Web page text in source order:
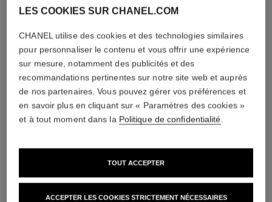
Ombre à Paupières Longue
Tenue Multi-usage
universelle
Crème Ultime : Régénère et
LES COOKIES SUR CHANEL.COM
CHANEL utilise des cookies et des technologies similaires
pour personnaliser le contenu et vous offrir une expérience
sur mesure, notamment des publicités et des
recommandations pertinentes sur notre site web et auprès
de nos partenaires. Vous pouvez gérer vos préférences et
en savoir plus en cliquant sur « Paramètres des cookies »
et à tout moment dans la Politique de confidentialité.
ACCEPTER LES COOKIES STRICTEMENT NÉCESSAIRES
TOUT ACCEPTER